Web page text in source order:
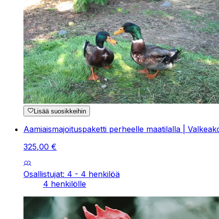
Lisää suosikkeihin
Aamiaismajoituspaketti perheelle maatilalla |
325,00 €
Osallistujat: 4 - 4 henkilöä
4 henkilölle